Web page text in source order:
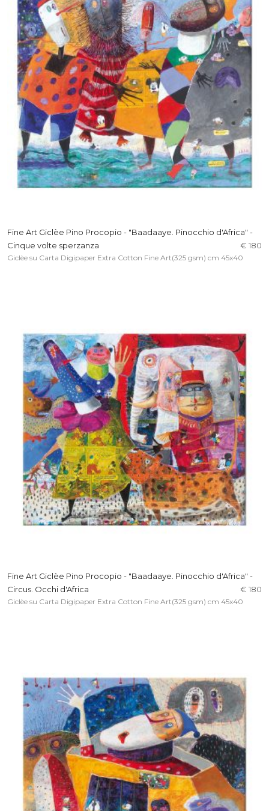
Fine Art Giclèe Pino Procopio - "Baadaaye. Pinocchio d'Africa" -
Cinque volte sperzanza
€ 180
Giclèe su Carta Digipaper Extra Cotton Fine Art(325 gsm) cm 45x40
Fine Art Giclèe Pino Procopio - "Baadaaye. Pinocchio d'Africa" -
Circus. Occhi d'Africa
€ 180
Giclèe su Carta Digipaper Extra Cotton Fine Art(325 gsm) cm 45x40